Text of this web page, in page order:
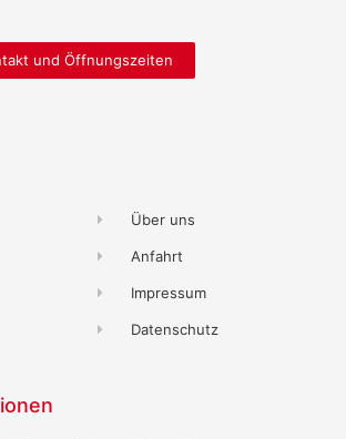
und Öffnungszeiten
Über uns
Anfahrt
Impressum
Datenschutz